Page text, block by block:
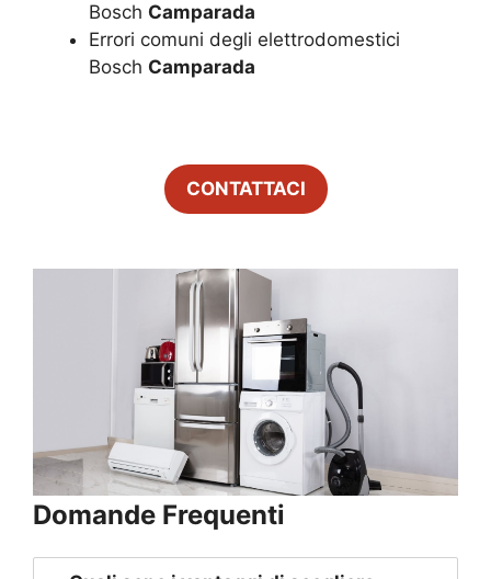
Bosch Camparada
Errori comuni degli elettrodomestici
Bosch Camparada
CONTATTACI
Domande Frequenti